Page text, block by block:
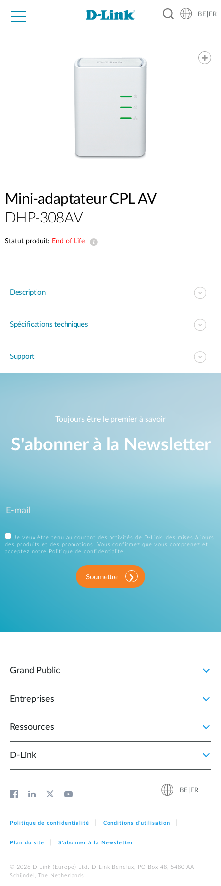
BE|FR
Mini-adaptateur CPL AV
DHP-308AV
Statut produit: End of Life
Description
Spécifications techniques
Support
Toujours être le premier à savoir
S'abonner à la Newsletter
Je veux être tenu au courant des activités de D-Link, des mises à jours
des produits et des promotions. Vous confirmez que vous comprenez et
acceptez notre
Politique de confidentialité.
Soumettre
Grand Public
Entreprises
Ressources
D‑Link
BE|FR
Politique de confidentialité Conditions d'utilisation
Plan du site S'abonner à la Newsletter
© 2026 D‑Link (Europe) Ltd. D-Link Benelux, PO Box 48, 5480 AA
Schijndel, The Netherlands